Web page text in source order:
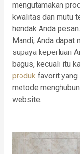
mengutamakan
kwalitas dan mutu
hendak Anda
Mandi, Anda dapat
supaya keperluan
bagus, kecuali itu
produkfavorit yang
metode
website.